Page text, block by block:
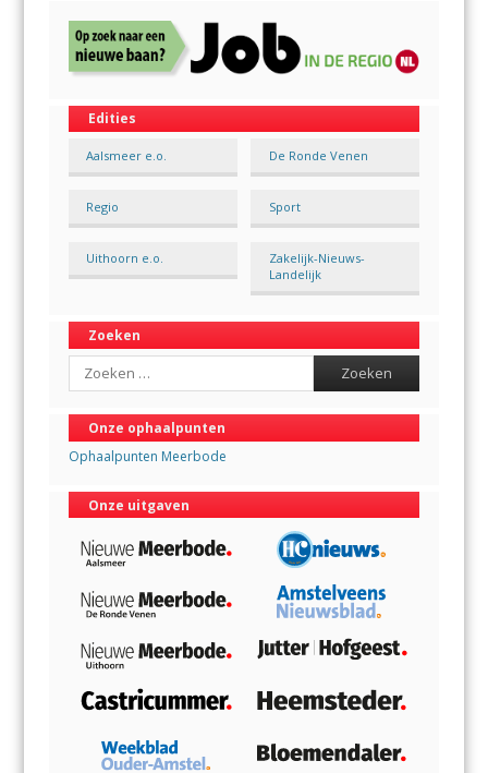
Edities
Aalsmeer e.o. De Ronde Venen
Regio Sport
Uithoorn e.o.
Zakelijk-Nieuws-
Landelijk
Zoeken
Search
Onze ophaalpunten
Ophaalpunten Meerbode
Onze uitgaven